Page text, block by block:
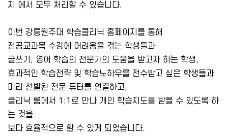
지 에서 모두 처리할 수 있습니다.
이번 강릉원주대 학습클리닉 홈페이지를 통해
전공교과목 수강에 어려움을 겪는 학생들과
글쓰기, 영어 학습의 전문가의 도움을 받고자 하는 학생,
효과적인 학습전략 및 학습노하우를 전수받고 싶은 학생들과
미리 선발된 전문 튜터를 연결하고,
클리닉 룸에서 1:1로 만나 개인 학습지도를 받을 수 있도록 하
는 것을
보다 효율적으로 할 수 있게 되었습니다.